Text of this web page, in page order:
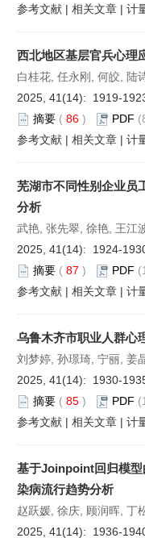
参考文献 | 相关文章 | 计
西北地区基层官兵心理
白桂花, 任永刚, 何皎, 陆
2025, 41(14): 1919-
摘要 ( 86 ) PDF
参考文献 | 相关文章 | 计
芜湖市不同性别企业员
分析
武艳, 张先翠, 徐艳, 王江
2025, 41(14): 1924-
摘要 ( 87 ) PDF
参考文献 | 相关文章 | 计
乌鲁木齐市职业人群心
刘梦婷, 孙璟琦, 宁丽, 姜
2025, 41(14): 1930-
摘要 ( 85 ) PDF
参考文献 | 相关文章 | 计
基于Joinpoint回归模
染病流行趋势分析
赵跃媛, 徐庆, 顾润晖, 丁
2025, 41(14): 1936-